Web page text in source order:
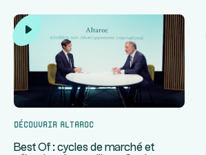
Découvrir Altaroc
Best Of : cycles de marché et